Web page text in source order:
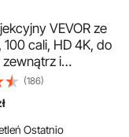
VEVOR ze
100 cali, HD 4K, do
zewnątrz i
składany,
ekran filmowy
domowego, na
imprezy
(186)
Ostatnio